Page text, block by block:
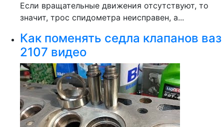
Если вращательные движения отсутствуют, то
значит, трос спидометра неисправен, а...
Как поменять седла клапанов ваз
2107 видео